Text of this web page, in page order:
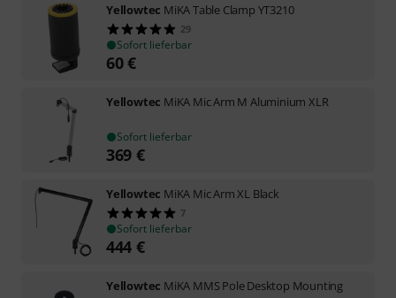
Yellowtec MiKA Table Clamp YT3210
29
Sofort lieferbar
60€
Yellowtec MiKA Mic Arm M Aluminium XLR
Sofort lieferbar
369 €
Yellowtec MiKA Mic Arm XL Black
7
Sofort lieferbar
444 €
Yellowtec MiKA MMS Pole Desktop Mounting